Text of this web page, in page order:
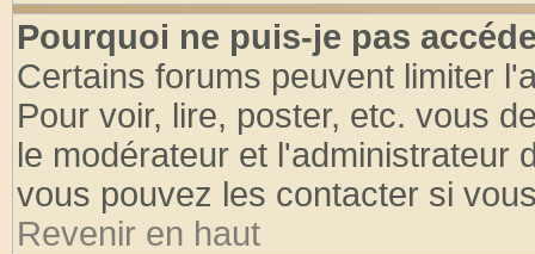
Pourquoi ne puis-je pas
Certains forums peuvent limiter
Pour voir, lire, poster, etc. vous
le modérateur et l'administrateur
vous pouvez les contacter si
Revenir en haut